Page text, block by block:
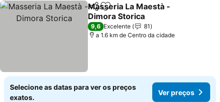
PartilharAdicionar aos favoritos
Masseria La Maestà -
Dimora Storica
Ver preços
9,6 Excelente
81
a 1.6 km de Centro da cidade
Selecione as datas para ver os preços
exatos.
Ver preços